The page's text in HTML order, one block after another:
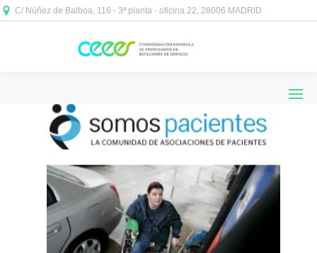
C/ Núñez de Balboa, 116 - 3ª planta - oficina 22, 28006 MADRID